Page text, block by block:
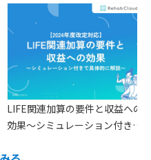
LIFE関連加算の要件と収益への
効果〜シミュレーション付きで